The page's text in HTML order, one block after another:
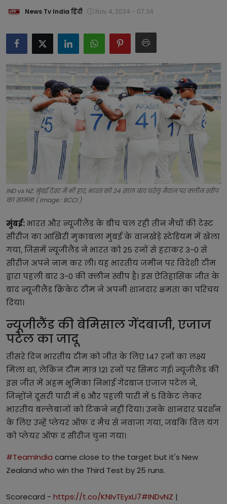
टेक्नोलॉजी
लाइफस्टाइल
बिजनेस
News Tv India हिंदी Nov 4, 2024 - 07:34
IND vs NZ: मुंबई टेस्ट में भी हार, भारत को 24 साल बाद घरेलू मैदान पर क्लीन स्वीप
का सामना ( Image : BCCI )
मुंबई: भारत और न्यूजीलैंड के बीच चल रही तीन मैचों की टेस्ट
सीरीज का आखिरी मुकाबला मुंबई के वानखेड़े स्टेडियम में खेला
गया, जिसमें न्यूजीलैंड ने भारत को 25 रनों से हराकर 3-0 से
सीरीज अपने नाम कर ली। यह भारतीय जमीन पर विदेशी टीम
द्वारा पहली बार 3-0 की क्लीन स्वीप है। इस ऐतिहासिक जीत के
बाद न्यूजीलैंड क्रिकेट टीम ने अपनी शानदार क्षमता का परिचय
दिया।
न्यूजीलैंड की बेमिसाल गेंदबाजी, एजाज
पटेल का जादू
तीसरे दिन भारतीय टीम को जीत के लिए 147 रनों का लक्ष्य
मिला था, लेकिन टीम मात्र 121 रनों पर सिमट गई। न्यूजीलैंड की
इस जीत में अहम भूमिका निभाई गेंदबाज एजाज पटेल ने,
जिन्होंने दूसरी पारी में 6 और पहली पारी में 5 विकेट लेकर
भारतीय बल्लेबाजों को टिकने नहीं दिया। उनके शानदार प्रदर्शन
के लिए उन्हें प्लेयर ऑफ द मैच से नवाजा गया, जबकि विल यंग
को प्लेयर ऑफ द सीरीज चुना गया।
#TeamIndia came close to the target but it's New
Zealand who win the Third Test by 25 runs.
Scorecard - https://t.co/KNIvTEyxU7#INDvNZ |